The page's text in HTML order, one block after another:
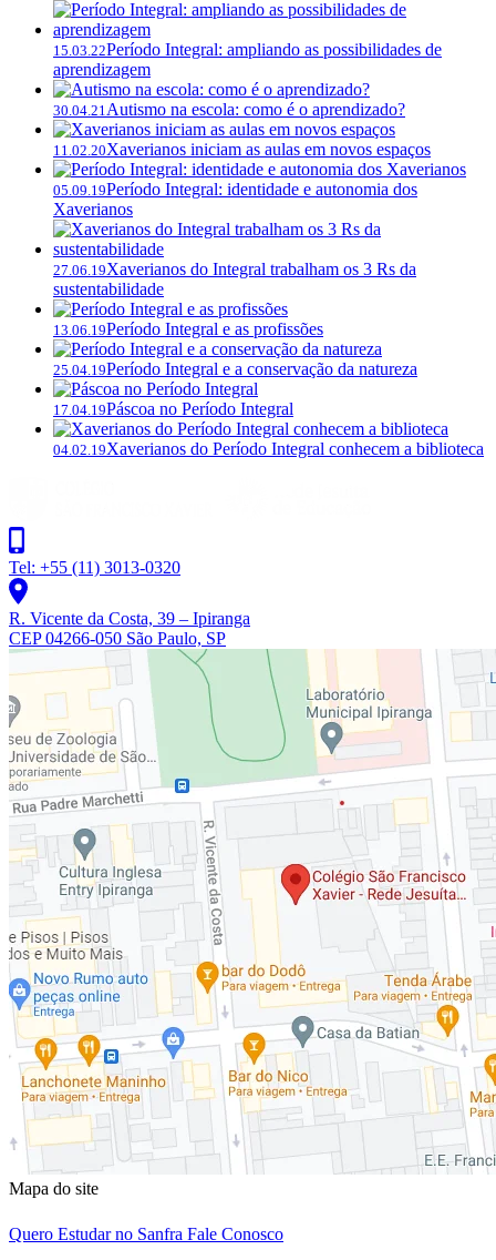
15.03.22Período Integral: ampliando as possibilidades de
aprendizagem
30.04.21 Autismo na escola: como é o aprendizado?
11.02.20Xaverianos iniciam as aulas em novos espaços
05.09.19Período Integral: identidade e autonomia dos
Xaverianos
27.06.19Xaverianos do Integral trabalham os 3 Rs da
sustentabilidade
13.06.19Período Integral e as profissões
25.04.19Período Integral e a conservação da natureza
17.04.19Páscoa no Período Integral
04.02.19Xaverianos do Período Integral conhecem a biblioteca
Tel: +55 (11) 3013-0320
R. Vicente da Costa, 39 – Ipiranga
CEP 04266-050 São Paulo, SP
Mapa do site
Quero Estudar no Sanfra Fale Conosco